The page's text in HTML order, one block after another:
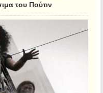
του Πούτιν